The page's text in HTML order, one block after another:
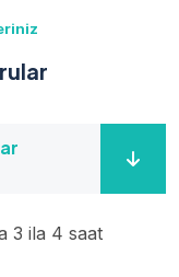
3 ila 4 saat